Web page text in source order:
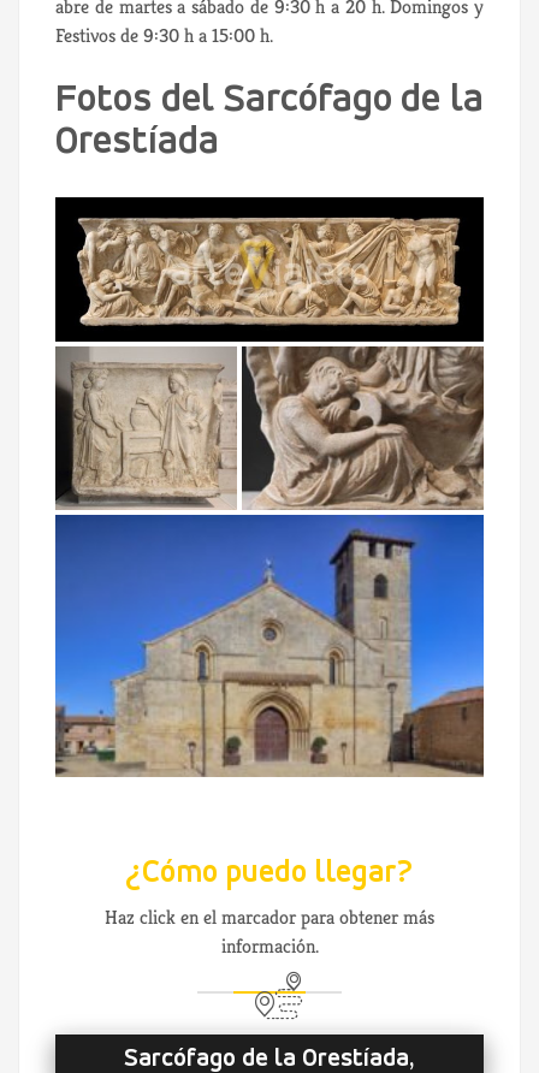
abre de martes a sábado de 9:30 h a 20 h. Domingos y
Festivos de 9:30 h a 15:00 h.
Fotos del Sarcófago de la
Orestíada
¿Cómo puedo llegar?
Haz click en el marcador para obtener más
información.
Sarcófago de la Orestíada,